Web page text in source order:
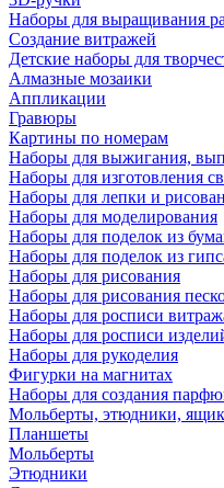
Наборы для выращивания
Создание витражей
Детские наборы для
Алмазные мозаики
Аппликации
Гравюры
Картины по номерам
Наборы для выжигания,
Наборы для изготовления
Наборы для лепки и
Наборы для моделирования
Наборы для поделок из
Наборы для поделок из
Наборы для рисования
Наборы для рисования
Наборы для росписи
Наборы для росписи
Наборы для рукоделия
Фигурки на магнитах
Наборы для создания
Мольберты, этюдники,
Планшеты
Мольберты
Этюдники